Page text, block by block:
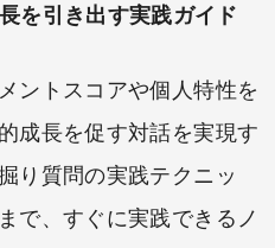
を引き出す実践ガイド
ントスコアや個人特性を
成長を促す対話を実現す
り質問の実践テクニッ
で、すぐに実践できるノ